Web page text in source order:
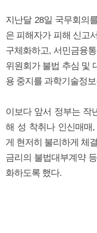
지난달 28일 국무회의
은 피해자가 피해 신고
구체화하고, 서민금융
위원회가 불법 추심 및
용 중지를 과학기술정
이보다 앞서 정부는 작
해 성 착취나 인신매매
게 현저히 불리하게 체
금리의 불법대부계약
화하도록 했다.